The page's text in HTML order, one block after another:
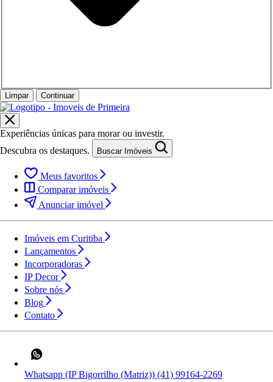
Limpar Continuar
Experiências únicas para morar ou investir.
Descubra os destaques.
Buscar Imóveis
Meus favoritos
Comparar imóveis
Anunciar imóvel
Imóveis em Curitiba
Lançamentos
Incorporadoras
IP Decor
Sobre nós
Blog
Contato
Whatsapp (IP Bigorrilho (Matriz)) (41) 99164-2269